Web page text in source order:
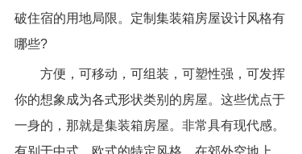
破住宿的用地局限。定制集装箱房屋设计风格有
哪些?
方便，可移动，可组装，可塑性强，可发挥
你的想象成为各式形状类别的房屋。这些优点于
一身的，那就是集装箱房屋。非常具有现代感。
有别于中式，欧式的特定风格，在郊外空地上，